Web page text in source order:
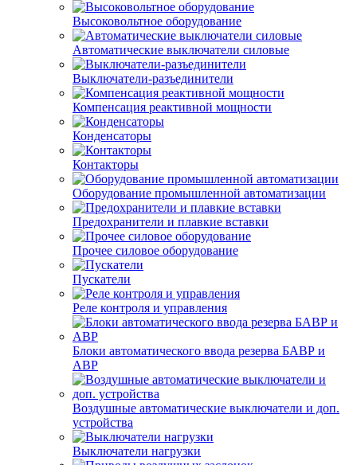
Высоковольтное оборудование
Автоматические выключатели cиловые
Выключатели-разъединители
Компенсация реактивной мощности
Конденсаторы
Контакторы
Оборудование промышленной автоматизации
Предохранители и плавкие вставки
Прочее силовое оборудование
Пускатели
Реле контроля и управления
Блоки автоматического ввода резерва БАВР и
АВР
Воздушные автоматические выключатели и доп.
устройства
Выключатели нагрузки